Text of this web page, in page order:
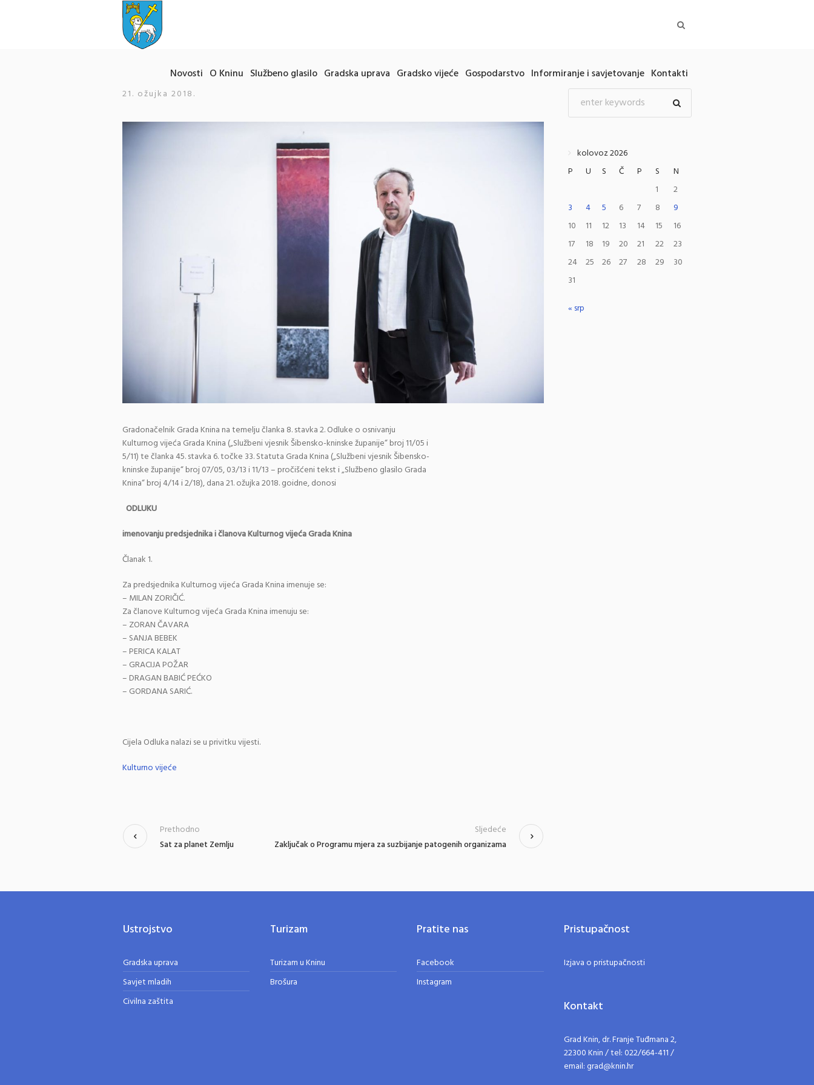
Novosti O Kninu Službeno glasilo Gradska uprava Gradsko vijeće Gospodarstvo Informiranje i savjetovanje Kontakti
21. ožujka 2018.
Gradonačelnik Grada Knina na temelju članka 8. stavka 2. Odluke o osnivanju
Kulturnog vijeća Grada Knina („Službeni vjesnik Šibensko-kninske županije“ broj 11/05 i
5/11) te članka 45. stavka 6. točke 33. Statuta Grada Knina („Službeni vjesnik Šibensko-
kninske županije“ broj 07/05, 03/13 i 11/13 – pročišćeni tekst i „Službeno glasilo Grada
Knina“ broj 4/14 i 2/18), dana 21. ožujka 2018. goidne, donosi
ODLUKU
imenovanju predsjednika i članova Kulturnog vijeća Grada Knina
Članak 1.
Za predsjednika Kulturnog vijeća Grada Knina imenuje se:
– MILAN ZORIČIĆ.
Za članove Kulturnog vijeća Grada Knina imenuju se:
– ZORAN ČAVARA
– SANJA BEBEK
– PERICA KALAT
– GRACIJA POŽAR
– DRAGAN BABIĆ PEĆKO
– GORDANA SARIĆ.
Cijela Odluka nalazi se u privitku vijesti.
Kulturno vijeće
Sat za planet Zemlju
Prethodno
Zaključak o Programu mjera za suzbijanje patogenih organizama
Sljedeće
kolovoz 2026
P
U S Č P S
N
1
2
3
4 5 6 7 8
9
10
11 12 13 14 15
16
17
18 19 20 21 22
23
24
25 26 27 28 29
30
31
« srp
Ustrojstvo
Gradska uprava
Savjet mladih
Civilna zaštita
Turizam
Turizam u Kninu
Brošura
Pratite nas
Facebook
Instagram
Pristupačnost
Izjava o pristupačnosti
Kontakt
Grad Knin, dr. Franje Tuđmana 2,
22300 Knin / tel: 022/664-411 /
email: grad@knin.hr